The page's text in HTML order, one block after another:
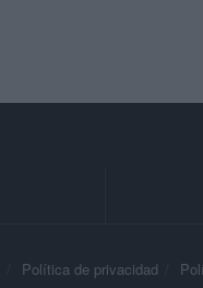
Política de privacidad